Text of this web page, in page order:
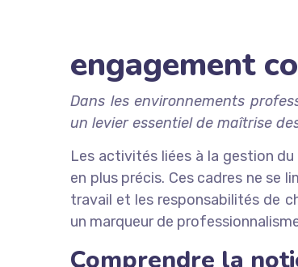
engagement
Dans les environnements
un levier essentiel de maîtrise
Les activités liées à la gestion
en plus précis. Ces cadres ne se
travail et les responsabilités de
un marqueur de